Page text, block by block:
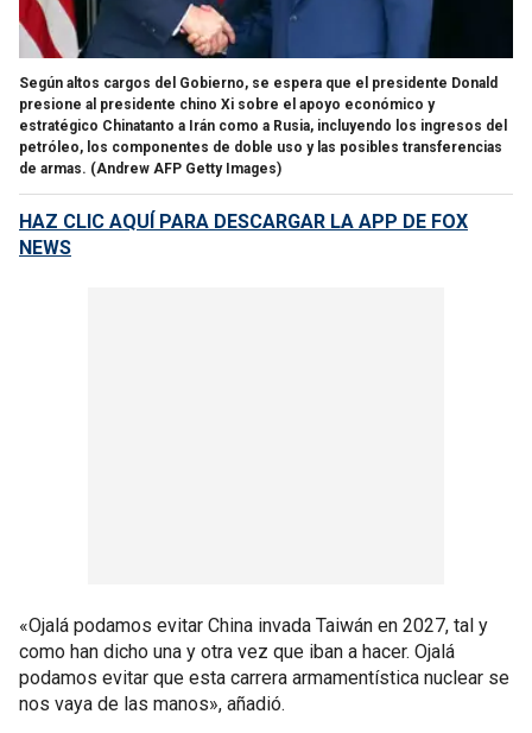
Según altos cargos del Gobierno, se espera que el presidente Donald
presione al presidente chino Xi sobre el apoyo económico y
estratégico Chinatanto a Irán como a Rusia, incluyendo los ingresos del
petróleo, los componentes de doble uso y las posibles transferencias
de armas. (Andrew AFP Getty Images)
HAZ CLIC AQUÍ PARA DESCARGAR LA APP DE FOX
NEWS
«Ojalá podamos evitar China invada Taiwán en 2027, tal y
como han dicho una y otra vez que iban a hacer. Ojalá
podamos evitar que esta carrera armamentística nuclear se
nos vaya de las manos», añadió.